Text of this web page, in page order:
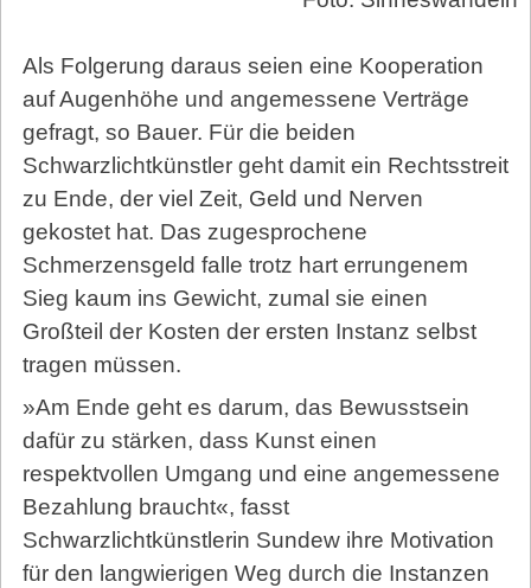
Als Folgerung daraus seien eine Kooperation
auf Augenhöhe und angemessene Verträge
gefragt, so Bauer. Für die beiden
Schwarzlichtkünstler geht damit ein Rechtsstreit
zu Ende, der viel Zeit, Geld und Nerven
gekostet hat. Das zugesprochene
Schmerzensgeld falle trotz hart errungenem
Sieg kaum ins Gewicht, zumal sie einen
Großteil der Kosten der ersten Instanz selbst
tragen müssen.
»Am Ende geht es darum, das Bewusstsein
dafür zu stärken, dass Kunst einen
respektvollen Umgang und eine angemessene
Bezahlung braucht«, fasst
Schwarzlichtkünstlerin Sundew ihre Motivation
für den langwierigen Weg durch die Instanzen